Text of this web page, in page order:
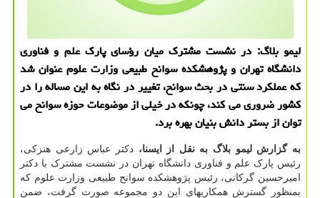
لیمو بلاگ: در نشست مشترك میان رؤسای پارك علم و فناوری
دانشگاه تهران و پژوهشكده سوانح طبیعی وزارت علوم عنوان شد
كه عملكرد سنتی در بحث سوانح، تغییر در نگاه به این مساله را در
كشور ضروری می كند، چونكه در خیلی از موضوعات حوزه سوانح می
توان از بستر دانش بنیان بهره برد.
به گزارش لیمو بلاگ به نقل از ایسنا،دکتر عباس زارعی هنزکی،
رئیس پارک علم و فناوری دانشگاه تهران در نشست مشترک با دکتر
امیرحسین گرکانی، رئیس پژوهشکده سوانح طبیعی وزارت علوم که
بمنظور گسترش همکاریهای این دو مجموعه صورت گرفت، ضمن